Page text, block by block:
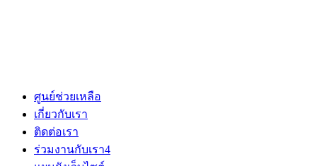
ศูนย์ช่วยเหลือ
เกี่ยวกับเรา
ติดต่อเรา
ร่วมงานกับเรา4